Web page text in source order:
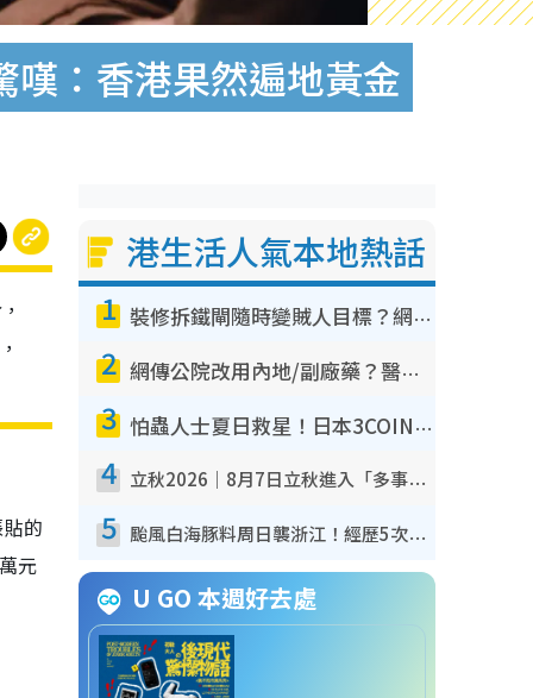
嘆：香港果然遍地黃金
的
元
港生活人氣本地熱話
1 裝修拆鐵閘隨時變賊人目標？網民揭2大關鍵用途：裝新式等於白裝？附新舊鐵閘分別
2 網傳公院改用內地/副廠藥？醫生拆解正副廠分別 揭4類人換藥隨時出事
3 怕蟲人士夏日救星！日本3COINS爆紅驅蟲神器$45起 1招「全程免觸碰」輕鬆搞定小強
4 立秋2026｜8月7日立秋進入「多事之秋」 3件事唔做得！專家教6招開運 清枱頭／銀包納氣接好運
5 颱風白海豚料周日襲浙江！經歷5次「眼牆置換」極罕見 成登陸內地最長途颱風
U GO 本週好去處